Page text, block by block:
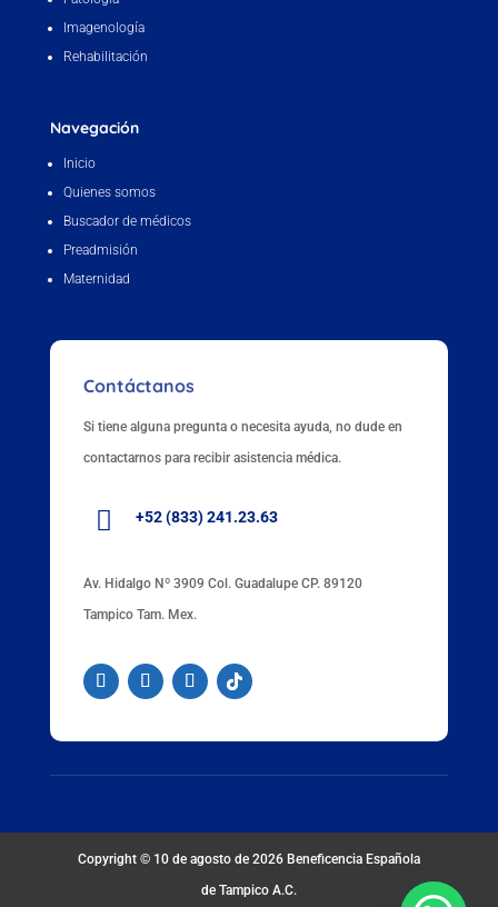
Imagenología
Rehabilitación
Navegación
Inicio
Quienes somos
Buscador de médicos
Preadmisión
Maternidad
Contáctanos
Si tiene alguna pregunta o necesita ayuda, no dude en
contactarnos para recibir asistencia médica.
 +52 (833) 241.23.63
Av. Hidalgo Nº 3909 Col. Guadalupe CP. 89120
Tampico Tam. Mex.
Copyright © 10 de agosto de 2026Beneficencia Española
de Tampico A.C.